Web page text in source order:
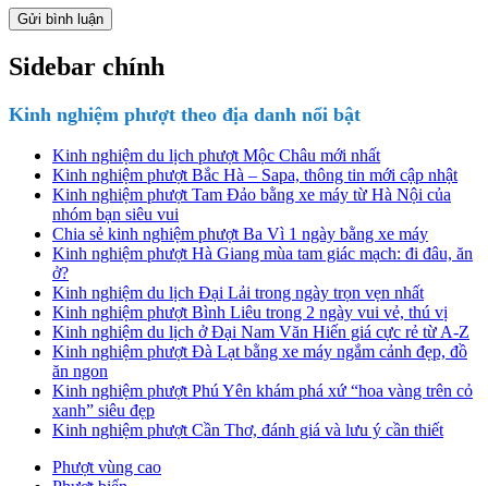
Sidebar chính
Kinh nghiệm phượt theo địa danh nổi bật
Kinh nghiệm du lịch phượt Mộc Châu mới nhất
Kinh nghiệm phượt Bắc Hà – Sapa, thông tin mới cập nhật
Kinh nghiệm phượt Tam Đảo bằng xe máy từ Hà Nội của
nhóm bạn siêu vui
Chia sẻ kinh nghiệm phượt Ba Vì 1 ngày bằng xe máy
Kinh nghiệm phượt Hà Giang mùa tam giác mạch: đi đâu, ăn
ở?
Kinh nghiệm du lịch Đại Lải trong ngày trọn vẹn nhất
Kinh nghiệm phượt Bình Liêu trong 2 ngày vui vẻ, thú vị
Kinh nghiệm du lịch ở Đại Nam Văn Hiến giá cực rẻ từ A-Z
Kinh nghiệm phượt Đà Lạt bằng xe máy ngắm cảnh đẹp, đồ
ăn ngon
Kinh nghiệm phượt Phú Yên khám phá xứ “hoa vàng trên cỏ
xanh” siêu đẹp
Kinh nghiệm phượt Cần Thơ, đánh giá và lưu ý cần thiết
Phượt vùng cao